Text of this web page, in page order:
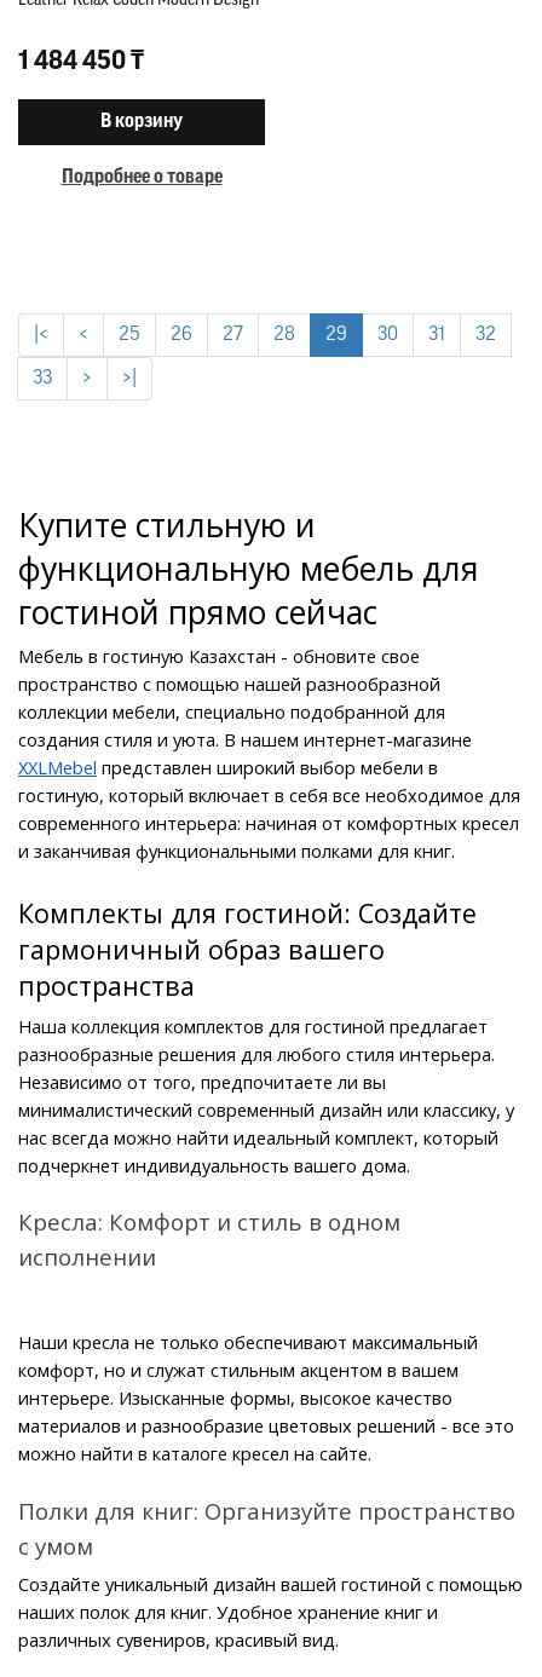
1 484 450 ₸
В корзину
Подробнее о товаре
|< < 25 26 27 28 29 30 31 32
33 > >|
Купите стильную и
функциональную мебель для
гостиной прямо сейчас
Мебель в гостиную Казахстан - обновите свое
пространство с помощью нашей разнообразной
коллекции мебели, специально подобранной для
XXLMebel представлен широкий выбор мебели в
гостиную, который включает в себя все необходимое для
современного интерьера: начиная от комфортных кресел
и заканчивая функциональными полками для книг.
Комплекты для гостиной: Создайте
гармоничный образ вашего
пространства
Наша коллекция комплектов для гостиной предлагает
разнообразные решения для любого стиля интерьера.
Независимо от того, предпочитаете ли вы
минималистический современный дизайн или классику, у
нас всегда можно найти идеальный комплект, который
подчеркнет индивидуальность вашего дома.
Кресла: Комфорт и стиль в одном
исполнении
Наши кресла не только обеспечивают максимальный
комфорт, но и служат стильным акцентом в вашем
интерьере. Изысканные формы, высокое качество
материалов и разнообразие цветовых решений - все это
можно найти в каталоге кресел на сайте.
Полки для книг: Организуйте пространство
с умом
Создайте уникальный дизайн вашей гостиной с помощью
наших полок для книг. Удобное хранение книг и
различных сувениров, красивый вид.